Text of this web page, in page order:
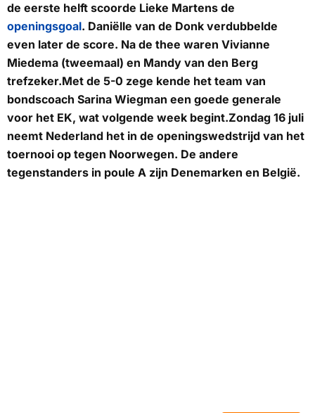
de eerste helft scoorde Lieke Martens de
openingsgoal. Daniëlle van de Donk verdubbelde
even later de score. Na de thee waren Vivianne
Miedema (tweemaal) en Mandy van den Berg
trefzeker.Met de 5-0 zege kende het team van
bondscoach Sarina Wiegman een goede generale
voor het EK, wat volgende week begint.Zondag 16 juli
neemt Nederland het in de openingswedstrijd van het
toernooi op tegen Noorwegen. De andere
tegenstanders in poule A zijn Denemarken en België.